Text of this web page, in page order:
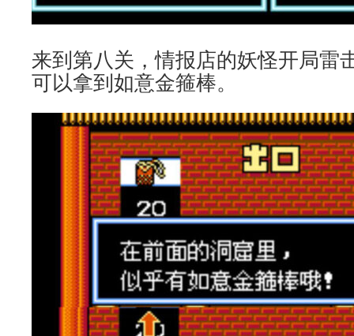
来到第八关，情报店的妖怪开局雷
可以拿到如意金箍棒。